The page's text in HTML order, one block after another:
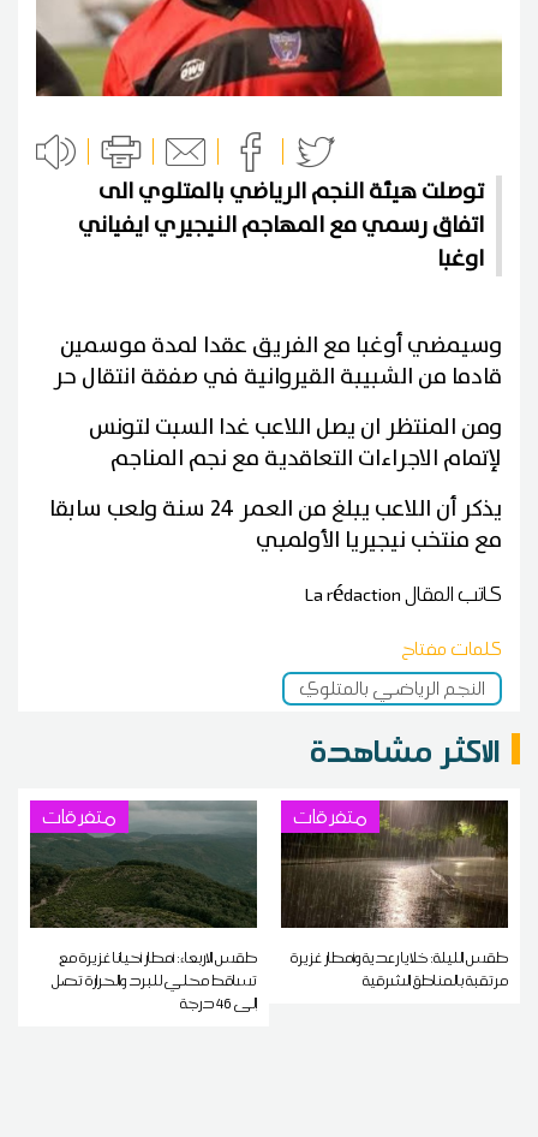
توصلت هيئة النجم الرياضي بالمتلوي الى
اتفاق رسمي مع المهاجم النيجيري ايفياني
اوغبا
وسيمضي أوغبا مع الفريق عقدا لمدة موسمين
قادما من الشبيبة القيروانية في صفقة انتقال حر
ومن المنتظر ان يصل اللاعب غدا السبت لتونس
لإتمام الاجراءات التعاقدية مع نجم المناجم
يذكر أن اللاعب يبلغ من العمر 24 سنة ولعب سابقا
مع منتخب نيجيريا الأولمبي
كاتب المقالLa rédaction
كلمات مفتاح
النجم الرياضي بالمتلوي
الاكثر مشاهدة
متفرقات
طقس الليلة: خلايا رعدية وأمطار غزيرة
مرتقبة بالمناطق الشرقية
متفرقات
طقس الاربعاء: أمطار أحيانا غزيرة مع
تساقط محلي للبرد والحرارة تصل
إلى 46 درجة